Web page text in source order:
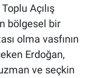
Açılış
bölgesel bir
olma vasfının
Erdoğan,
ve seçkin